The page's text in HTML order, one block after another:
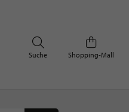
Shopping-Mall
Suche